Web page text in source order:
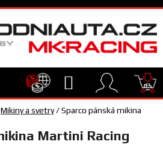
Hledat
Mikiny a svetry/Sparco pánská mikina
Martini Racing